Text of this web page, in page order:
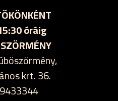
óráig
krt. 36.